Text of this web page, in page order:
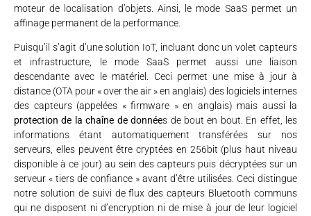
moteur de localisation d’objets. Ainsi, le mode SaaS permet un
affinage permanent de la performance.
Puisqu’il s’agit d’une solution IoT, incluant donc un volet capteurs
et infrastructure, le mode SaaS permet aussi une liaison
descendante avec le matériel. Ceci permet une mise à jour à
distance (OTA pour « over the air » en anglais) des logiciels internes
des capteurs (appelées « firmware » en anglais) mais aussi la
protection de la chaîne de données de bout en bout. En effet, les
informations étant automatiquement transférées sur nos
serveurs, elles peuvent être cryptées en 256bit (plus haut niveau
disponible à ce jour) au sein des capteurs puis décryptées sur un
serveur « tiers de confiance » avant d’être utilisées. Ceci distingue
notre solution de suivi de flux des capteurs Bluetooth communs
qui ne disposent ni d’encryption ni de mise à jour de leur logiciel